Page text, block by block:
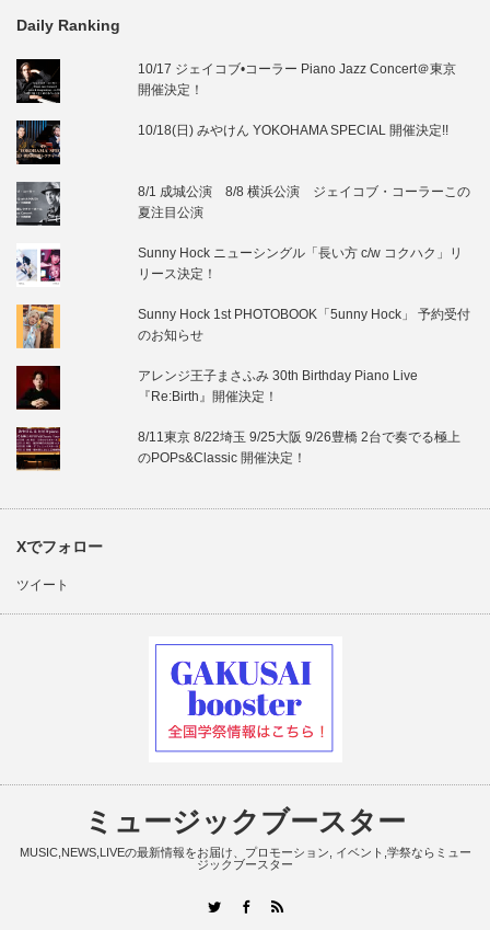
Daily Ranking
10/17 ジェイコブ•コーラー Piano Jazz Concert＠東京
開催決定！
10/18(日) みやけん YOKOHAMA SPECIAL 開催決定!!
8/1 成城公演 8/8 横浜公演 ジェイコブ・コーラーこの
夏注目公演
Sunny Hock ニューシングル「長い方 c/w コクハク」リ
リース決定！
Sunny Hock 1st PHOTOBOOK「5unny Hock」 予約受付
のお知らせ
アレンジ王子まさふみ 30th Birthday Piano Live
『Re:Birth』開催決定！
8/11東京 8/22埼玉 9/25大阪 9/26豊橋 2台で奏でる極上
のPOPs&Classic 開催決定！
Xでフォロー
ツイート
ミュージックブースター
MUSIC,NEWS,LIVEの最新情報をお届け、プロモーション, イベント,学祭ならミュー
ジックブースター
TwitterFacebook